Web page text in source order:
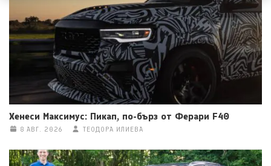
Хенеси Максимус: Пикап, по-бърз от Ферари F40
8 АВГ. 2026 ТЕОДОРА ИЛИЕВА